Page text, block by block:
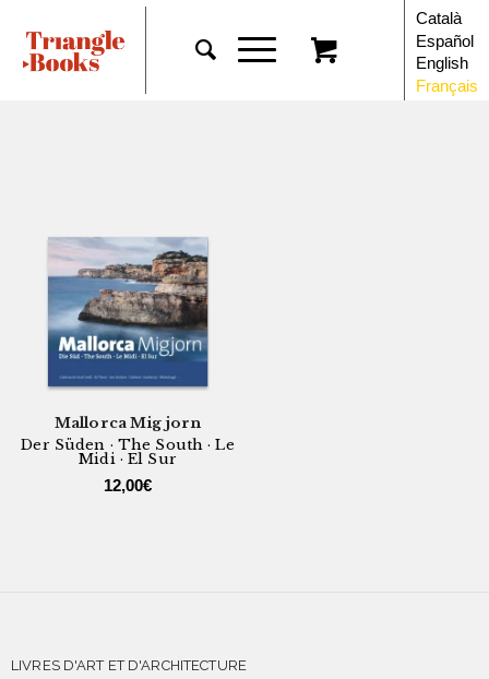
Català
Español
English
Français
Mallorca Migjorn
Der Süden · The South · Le
Midi · El Sur
12,00€
LIVRES D'ART ET D'ARCHITECTURE